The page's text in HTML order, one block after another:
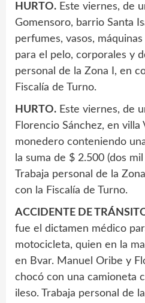
HURTO. Este viernes, de
Gomensoro, barrio Santa
perfumes, vasos,
para el pelo, corporales y
personal de la Zona I, en
Fiscalía de Turno.
HURTO. Este viernes, de
Florencio Sánchez, en
monedero conteniendo
la suma de $ 2.500 (dos
Trabaja personal de la
con la Fiscalía de Turno.
ACCIDENTE DE
fue el dictamen médico
motocicleta, quien en la
en Bvar. Manuel Oribe y
chocó con una camioneta
ileso. Trabaja personal de